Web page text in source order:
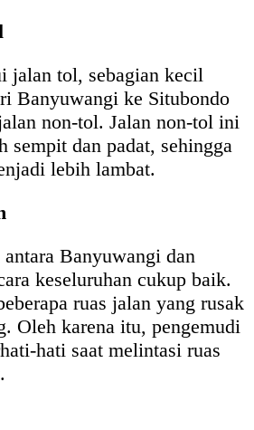
jalan tol, sebagian kecil
Banyuwangi ke Situbondo
non-tol. Jalan non-tol ini
sempit dan padat, sehingga
lebih lambat.
Banyuwangi dan
keseluruhan cukup baik.
ruas jalan yang rusak
Oleh karena itu, pengemudi
hati saat melintasi ruas